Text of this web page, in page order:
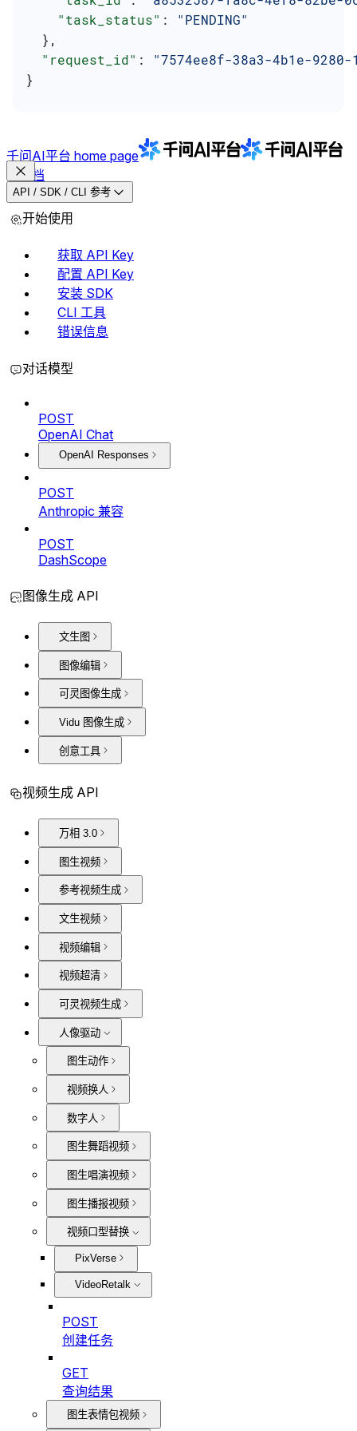
    "task_status"
: "PENDING"
  },
  "request_id"
: "7574ee8f-38a3-4b1e-9280-
}
千问AI平台 home page
文档
API / SDK / CLI 参考
开始使用
获取 API Key
配置 API Key
安装 SDK
CLI 工具
错误信息
对话模型
POST
OpenAI Chat
OpenAI Responses
POST
Anthropic 兼容
POST
DashScope
图像生成 API
文生图
图像编辑
可灵图像生成
Vidu 图像生成
创意工具
视频生成 API
万相 3.0
图生视频
参考视频生成
文生视频
视频编辑
视频超清
可灵视频生成
人像驱动
图生动作
视频换人
数字人
图生舞蹈视频
图生唱演视频
图生播报视频
视频口型替换
PixVerse
VideoRetalk
POST
创建任务
GET
查询结果
图生表情包视频